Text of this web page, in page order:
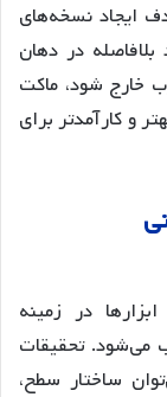
ایجاد نسخه‌های
در دهان
خارج شود، ماکت
و کارآمدتر برای
در زمینه
می‌شود. تحقیقات
ساختار سطح،